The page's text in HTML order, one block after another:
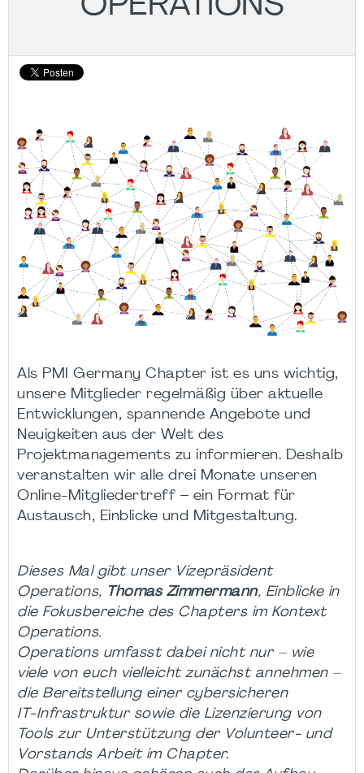
OPERATIONS
Als PMI Germany Chapter ist es uns wichtig,
unsere Mitglieder regelmäßig über aktuelle
Entwicklungen, spannende Angebote und
Neuigkeiten aus der Welt des
Projektmanagements zu informieren. Deshalb
veranstalten wir alle drei Monate unseren
Online-Mitgliedertreff – ein Format für
Austausch, Einblicke und Mitgestaltung.
Dieses Mal gibt unser Vizepräsident
Operations, Thomas Zimmermann, Einblicke in
die Fokusbereiche des Chapters im Kontext
Operations.
Operations umfasst dabei nicht nur – wie
viele von euch vielleicht zunächst annehmen –
die Bereitstellung einer cybersicheren
IT‑Infrastruktur sowie die Lizenzierung von
Tools zur Unterstützung der Volunteer‑ und
Vorstands Arbeit im Chapter.